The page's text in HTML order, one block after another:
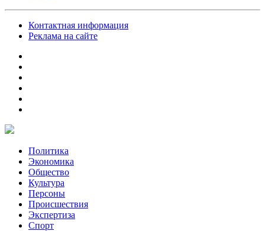
Контактная информация
Реклама на сайте
Политика
Экономика
Общество
Культура
Персоны
Происшествия
Экспертиза
Спорт